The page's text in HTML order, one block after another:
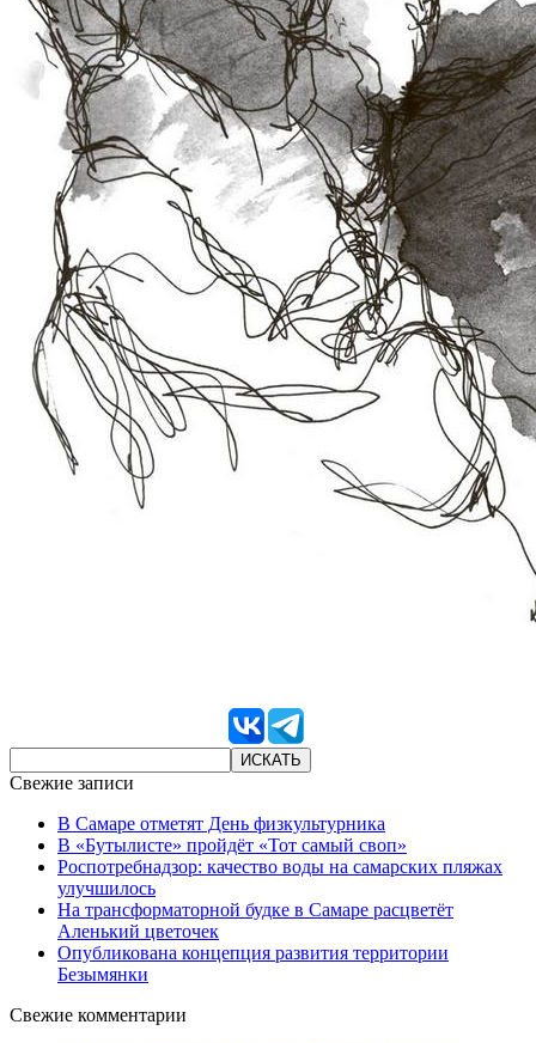
Свежие записи
В Самаре отметят День физкультурника
В «Бутылисте» пройдёт «Тот самый своп»
Роспотребнадзор: качество воды на самарских пляжах
улучшилось
На трансформаторной будке в Самаре расцветёт
Аленький цветочек
Опубликована концепция развития территории
Безымянки
Свежие комментарии